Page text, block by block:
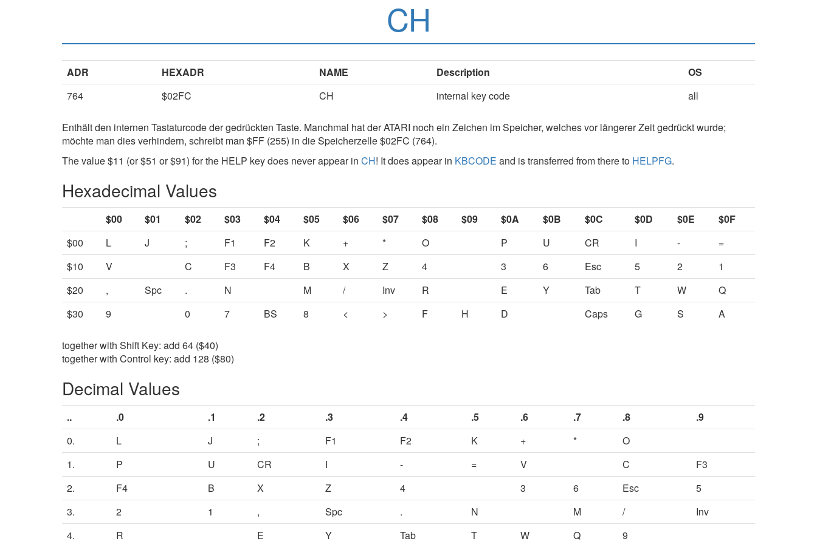
CH
ADR HEXADR NAME Description
OS
764
$02FC CH internal key code all
Enthält den internen Tastaturcode der gedrückten Taste. Manchmal hat der ATARI noch ein Zeichen im Speicher, welches vor längerer Zeit gedrückt wurde;
möchte man dies verhindern, schreibt man $FF (255) in die Speicherzelle $02FC (764).
The value $11 (or $51 or $91) for the HELP key does never appear in CH! It does appear in KBCODE and is transferred from there to HELPFG.
Hexadecimal Values
$00 $01 $02 $03 $04 $05 $06 $07 $08 $09 $0A $0B $0C $0D $0E
$0F
$00
L J ; F1 F2 K + * O P U CR I -
=
$10
V C F3 F4 B X Z 4 3 6 Esc 5 2
1
$20
, Spc . N M / Inv R E Y Tab T W
Q
$30
9 0 7 BS 8 < > F H D Caps G S A
together with Shift Key: add 64 ($40)
together with Control key: add 128 ($80)
Decimal Values
.. .0 .1 .2 .3 .4 .5 .6 .7 .8
.9
0.
L J ; F1 F2 K + *
O
1.
P U CR I - = V C
F3
2.
F4 B X Z 4 3 6 Esc
5
3.
2 1 , Spc . N M /
Inv
4.
R E Y Tab T W Q 9